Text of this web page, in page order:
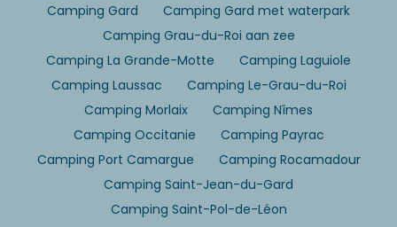
Camping Gard
Camping Gard met waterpark
Camping Grau-du-Roi aan zee
Camping La Grande-Motte
Camping Laguiole
Camping Laussac
Camping Le-Grau-du-Roi
Camping Morlaix
Camping Nîmes
Camping Occitanie
Camping Payrac
Camping Port Camargue
Camping Rocamadour
Camping Saint-Jean-du-Gard
Camping Saint-Pol-de-Léon